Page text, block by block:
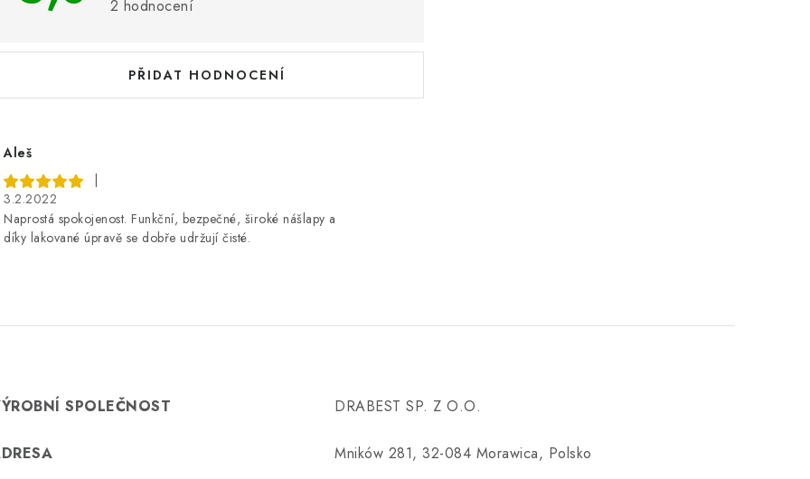
2 hodnocení
PŘIDAT HODNOCENÍ
Aleš
3.2.2022
Naprostá spokojenost. Funkční, bezpečné, široké nášlapy a
díky lakované úpravě se dobře udržují čisté.
SPOLEČNOST DRABEST SP. Z O.O.
Mników 281, 32-084 Morawica, Polsko